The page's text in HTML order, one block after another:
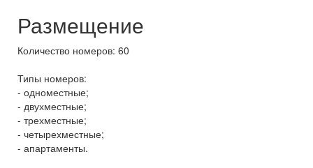
Размещение
Количество номеров: 60
Типы номеров:
- одноместные;
- двухместные;
- трехместные;
- четырехместные;
- апартаменты.